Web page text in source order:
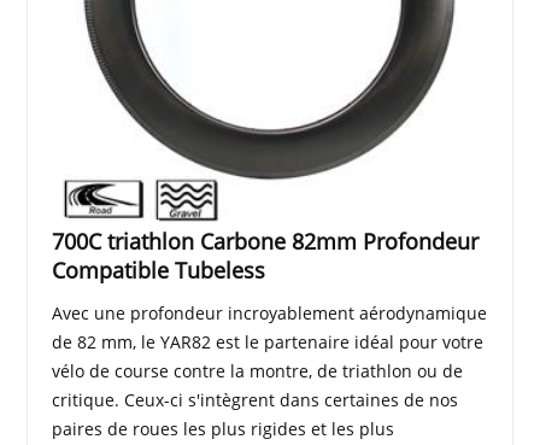
700C triathlon Carbone 82mm Profondeur
Compatible Tubeless
Avec une profondeur incroyablement aérodynamique
de 82 mm, le YAR82 est le partenaire idéal pour votre
vélo de course contre la montre, de triathlon ou de
critique. Ceux-ci s'intègrent dans certaines de nos
paires de roues les plus rigides et les plus